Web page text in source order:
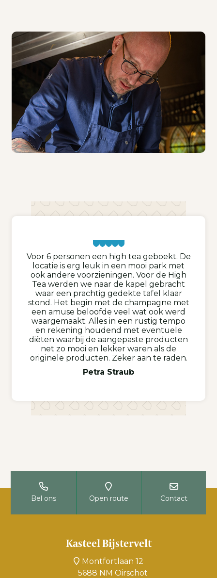
Voor 6 personen een high tea geboekt. De
locatie is erg leuk in een mooi park met
ook andere voorzieningen. Voor de High
Tea werden we naar de kapel gebracht
waar een prachtig gedekte tafel klaar
stond. Het begin met de champagne met
een amuse beloofde veel wat ook werd
waargemaakt. Alles in een rustig tempo
en rekening houdend met eventuele
diëten waarbij de aangepaste producten
net zo mooi en lekker waren als de
originele producten. Zeker aan te raden.
Petra Straub
Bel ons Open route Contact
Kasteel Bijstervelt
Montfortlaan 12
5688 NM Oirschot